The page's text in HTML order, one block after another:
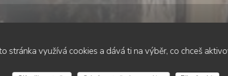
stránka využívá cookies a dává ti na výběr, co chceš